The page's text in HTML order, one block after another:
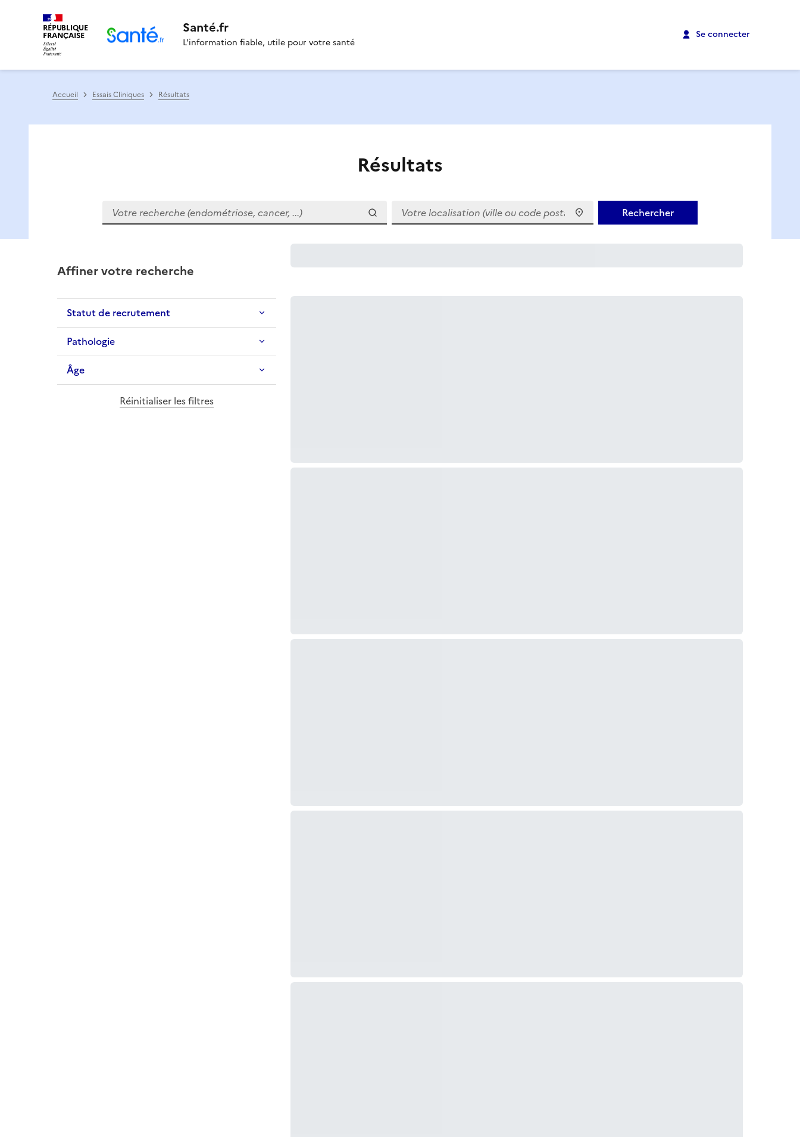
RÉPUBLIQUE
FRANÇAISE Santé.fr
L'information fiable, utile pour votre santé
Se connecter
Accueil Essais Cliniques Résultats
Résultats
Votre recherche (endométriose, cancer, ...) Votre localisation (ville ou code postal)
Affiner votre recherche
Statut de recrutement
Pathologie
Âge
Réinitialiser les filtres